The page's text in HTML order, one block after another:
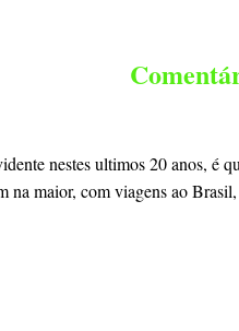
nestes ultimos 20 anos,
maior, com viagens ao